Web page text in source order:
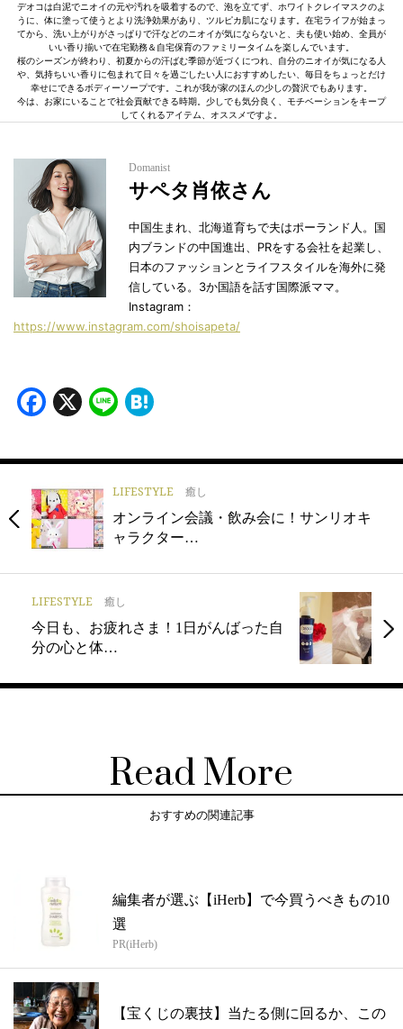
デオコは白泥でニオイの元や汚れを吸着するので、泡を立てず、ホワイトクレイマスクのよ
うに、体に塗って使うとより洗浄効果があり、ツルピカ肌になります。在宅ライフが始まっ
てから、洗い上がりがさっぱりで汗などのニオイが気にならないと、夫も使い始め、全員が
いい香り揃いで在宅勤務＆自宅保育のファミリータイムを楽しんでいます。
桜のシーズンが終わり、初夏からの汗ばむ季節が近づくにつれ、自分のニオイが気になる人
や、気持ちいい香りに包まれて日々を過ごしたい人におすすめしたい、毎日をちょっとだけ
幸せにできるボディーソープです。これが我が家のほんの少しの贅沢でもあります。
今は、お家にいることで社会貢献できる時期。少しでも気分良く、モチベーションをキープ
してくれるアイテム、オススメですよ。
Domanist
サペタ肖依さん
中国生まれ、北海道育ちで夫はポーランド人。国
内ブランドの中国進出、PRをする会社を起業し、
日本のファッションとライフスタイルを海外に発
信している。3か国語を話す国際派ママ。
Instagram：
https://www.instagram.com/shoisapeta/
Facebook
X Line
LIFESTYLE 癒し
オンライン会議・飲み会に！サンリオキ
ャラクター…
LIFESTYLE 癒し
今日も、お疲れさま！1日がんばった自
分の心と体…
Read More
おすすめの関連記事
編集者が選ぶ【iHerb】で今買うべきもの10
選
PR(iHerb)
【宝くじの裏技】当たる側に回るか、この